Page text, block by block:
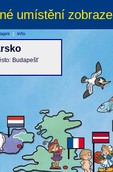
umístění
Budapešť
| info